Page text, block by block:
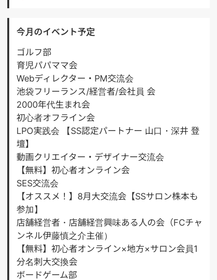
今月のイベント予定
ゴルフ部
育児パパママ会
Webディレクター・PM交流会
池袋フリーランス/経営者/会社員 会
2000年代生まれ会
初心者オフライン会
LPO実践会 【SS認定パートナー 山口・深井 登
壇】
動画クリエイター・デザイナー交流会
【無料】初心者オンライン会
SES交流会
【オススメ！】8月大交流会【SSサロン株本も
参加】
店舗経営者・店舗経営興味ある人の会（FCチャ
ンネル伊藤慎之介主催）
【無料】初心者オンライン×地方×サロン会員1
分名刺大交換会
ボードゲーム部